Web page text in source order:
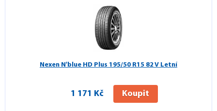
Nexen N'blue HD Plus 195/50 R15 82 V Letní
1 171 Kč Koupit